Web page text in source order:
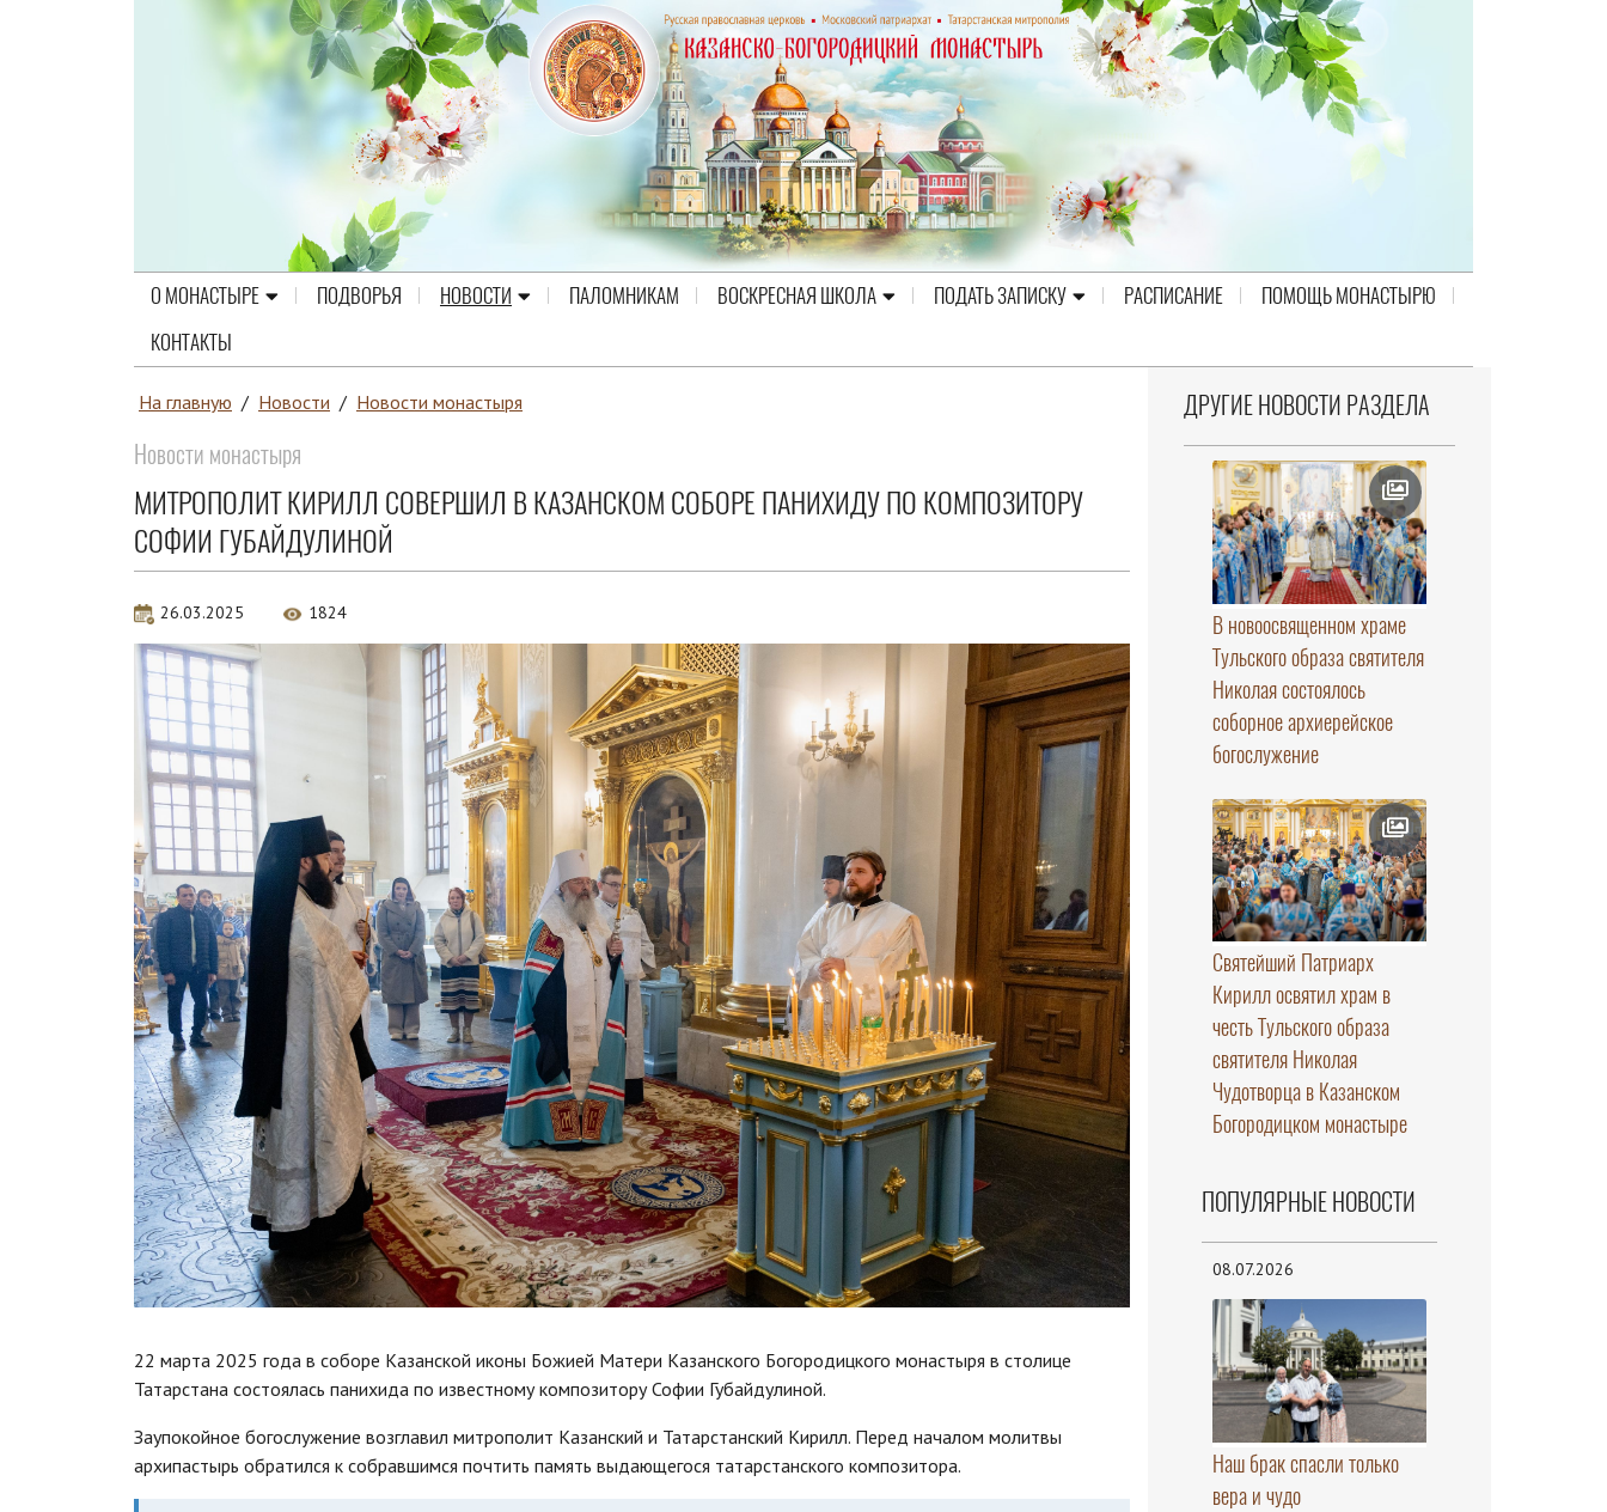
О МОНАСТЫРЕ ПОДВОРЬЯ НОВОСТИ ПАЛОМНИКАМ ВОСКРЕСНАЯ ШКОЛА ПОДАТЬ ЗАПИСКУ РАСПИСАНИЕ
ПОМОЩЬ МОНАСТЫРЮ
КОНТАКТЫ
На главную / Новости / Новости монастыря
Новости монастыря
МИТРОПОЛИТ КИРИЛЛ СОВЕРШИЛ В КАЗАНСКОМ СОБОРЕ ПАНИХИДУ ПО КОМПОЗИТОРУ
СОФИИ ГУБАЙДУЛИНОЙ
26.03.2025 1824
22 марта 2025 года в соборе Казанской иконы Божией Матери Казанского Богородицкого монастыря в столице
Татарстана состоялась панихида по известному композитору Софии Губайдулиной.
Заупокойное богослужение возглавил митрополит Казанский и Татарстанский Кирилл. Перед началом молитвы
архипастырь обратился к собравшимся почтить память выдающегося татарстанского композитора.
ДРУГИЕ НОВОСТИ РАЗДЕЛА
В новоосвященном храме
Тульского образа святителя
Николая состоялось
соборное архиерейское
богослужение
Святейший Патриарх
Кирилл освятил храм в
честь Тульского образа
святителя Николая
Чудотворца в Казанском
Богородицком монастыре
ПОПУЛЯРНЫЕ НОВОСТИ
08.07.2026
Наш брак спасли только
вера и чудо